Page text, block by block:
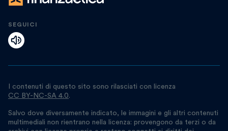
SEGUICI
I contenuti di questo sito sono rilasciati con licenza
CC BY-NC-SA 4.0.
Salvo dove diversamente indicato, le immagini e gli altri contenuti
multimediali non rientrano nella licenza: provengono da terzi o da